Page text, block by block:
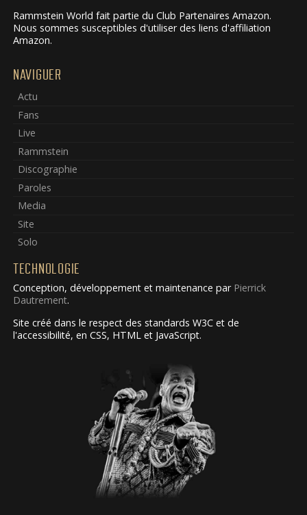
Rammstein World fait partie du Club Partenaires Amazon.
Nous sommes susceptibles d'utiliser des liens d'affiliation
Amazon.
NAVIGUER
Actu
Fans
Live
Rammstein
Discographie
Paroles
Media
Site
Solo
TECHNOLOGIE
Conception, développement et maintenance par Pierrick
Dautrement.
Site créé dans le respect des standards W3C et de
l'accessibilité, en CSS, HTML et JavaScript.